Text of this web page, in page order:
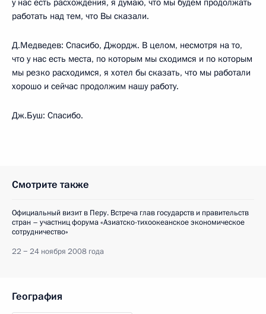
работать над тем, что Вы сказали.
Д.Медведев: Спасибо, Джордж. В целом, несмотря на то,
что у нас есть места, по которым мы сходимся и по которым
мы резко расходимся, я хотел бы сказать, что мы работали
хорошо и сейчас продолжим нашу работу.
Дж.Буш: Спасибо.
Смотрите также
Официальный визит в Перу. Встреча глав государств и правительств
стран – участниц форума «Азиатско-тихоокеанское экономическое
сотрудничество»
22 − 24 ноября 2008 года
География